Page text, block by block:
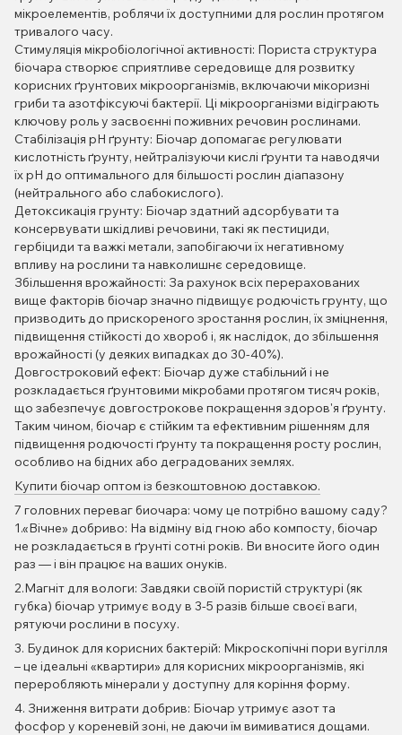
мікроелементів, роблячи їх доступними для рослин протягом
тривалого часу.
Стимуляція мікробіологічної активності: Пориста структура
біочара створює сприятливе середовище для розвитку
корисних ґрунтових мікроорганізмів, включаючи мікоризні
гриби та азотфіксуючі бактерії. Ці мікроорганізми відіграють
ключову роль у засвоєнні поживних речовин рослинами.
Стабілізація pH ґрунту: Біочар допомагає регулювати
кислотність ґрунту, нейтралізуючи кислі ґрунти та наводячи
їх pH до оптимального для більшості рослин діапазону
(нейтрального або слабокислого).
Детоксикація грунту: Біочар здатний адсорбувати та
консервувати шкідливі речовини, такі як пестициди,
гербіциди та важкі метали, запобігаючи їх негативному
впливу на рослини та навколишнє середовище.
Збільшення врожайності: За рахунок всіх перерахованих
вище факторів біочар значно підвищує родючість грунту, що
призводить до прискореного зростання рослин, їх зміцнення,
підвищення стійкості до хвороб і, як наслідок, до збільшення
врожайності (у деяких випадках до 30-40%).
Довгостроковий ефект: Біочар дуже стабільний і не
розкладається ґрунтовими мікробами протягом тисяч років,
що забезпечує довгострокове покращення здоров'я ґрунту.
Таким чином, біочар є стійким та ефективним рішенням для
підвищення родючості ґрунту та покращення росту рослин,
особливо на бідних або деградованих землях.
Купити біочар оптом із безкоштовною доставкою.
7 головних переваг биочара: чому це потрібно вашому саду?
1.«Вічне» добриво: На відміну від гною або компосту, біочар
не розкладається в ґрунті сотні років. Ви вносите його один
раз — і він працює на ваших онуків.
2.Магніт для вологи: Завдяки своїй пористій структурі (як
губка) біочар утримує воду в 3-5 разів більше своєї ваги,
рятуючи рослини в посуху.
3. Будинок для корисних бактерій: Мікроскопічні пори вугілля
– це ідеальні «квартири» для корисних мікроорганізмів, які
переробляють мінерали у доступну для коріння форму.
4. Зниження витрати добрив: Біочар утримує азот та
фосфор у кореневій зоні, не даючи їм вимиватися дощами.